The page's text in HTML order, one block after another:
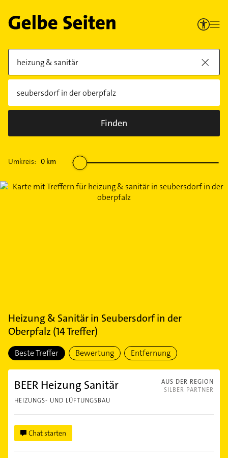
Finden
Umkreis: 0 km
Heizung & Sanitärin Seubersdorf in der
Oberpfalz (14Treffer)
Beste Treffer Bewertung Entfernung
AUS DER REGION
SILBER PARTNER
BEER Heizung Sanitär
HEIZUNGS- UND LÜFTUNGSBAU
Chat starten